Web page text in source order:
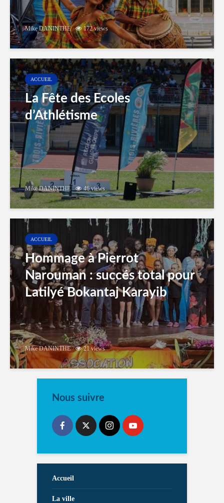
Mike DANINTHE 172 views
ACCUEIL
La Fête des Ecoles
d’Athlétisme
Mike DANINTHE 46 views
ACCUEIL
Hommage à Pierrot
Narouman : succés total pour
Latilyé Bokantaj Karayib
Mike DANINTHE 21 views
Nous suivre
Accueil
La ville